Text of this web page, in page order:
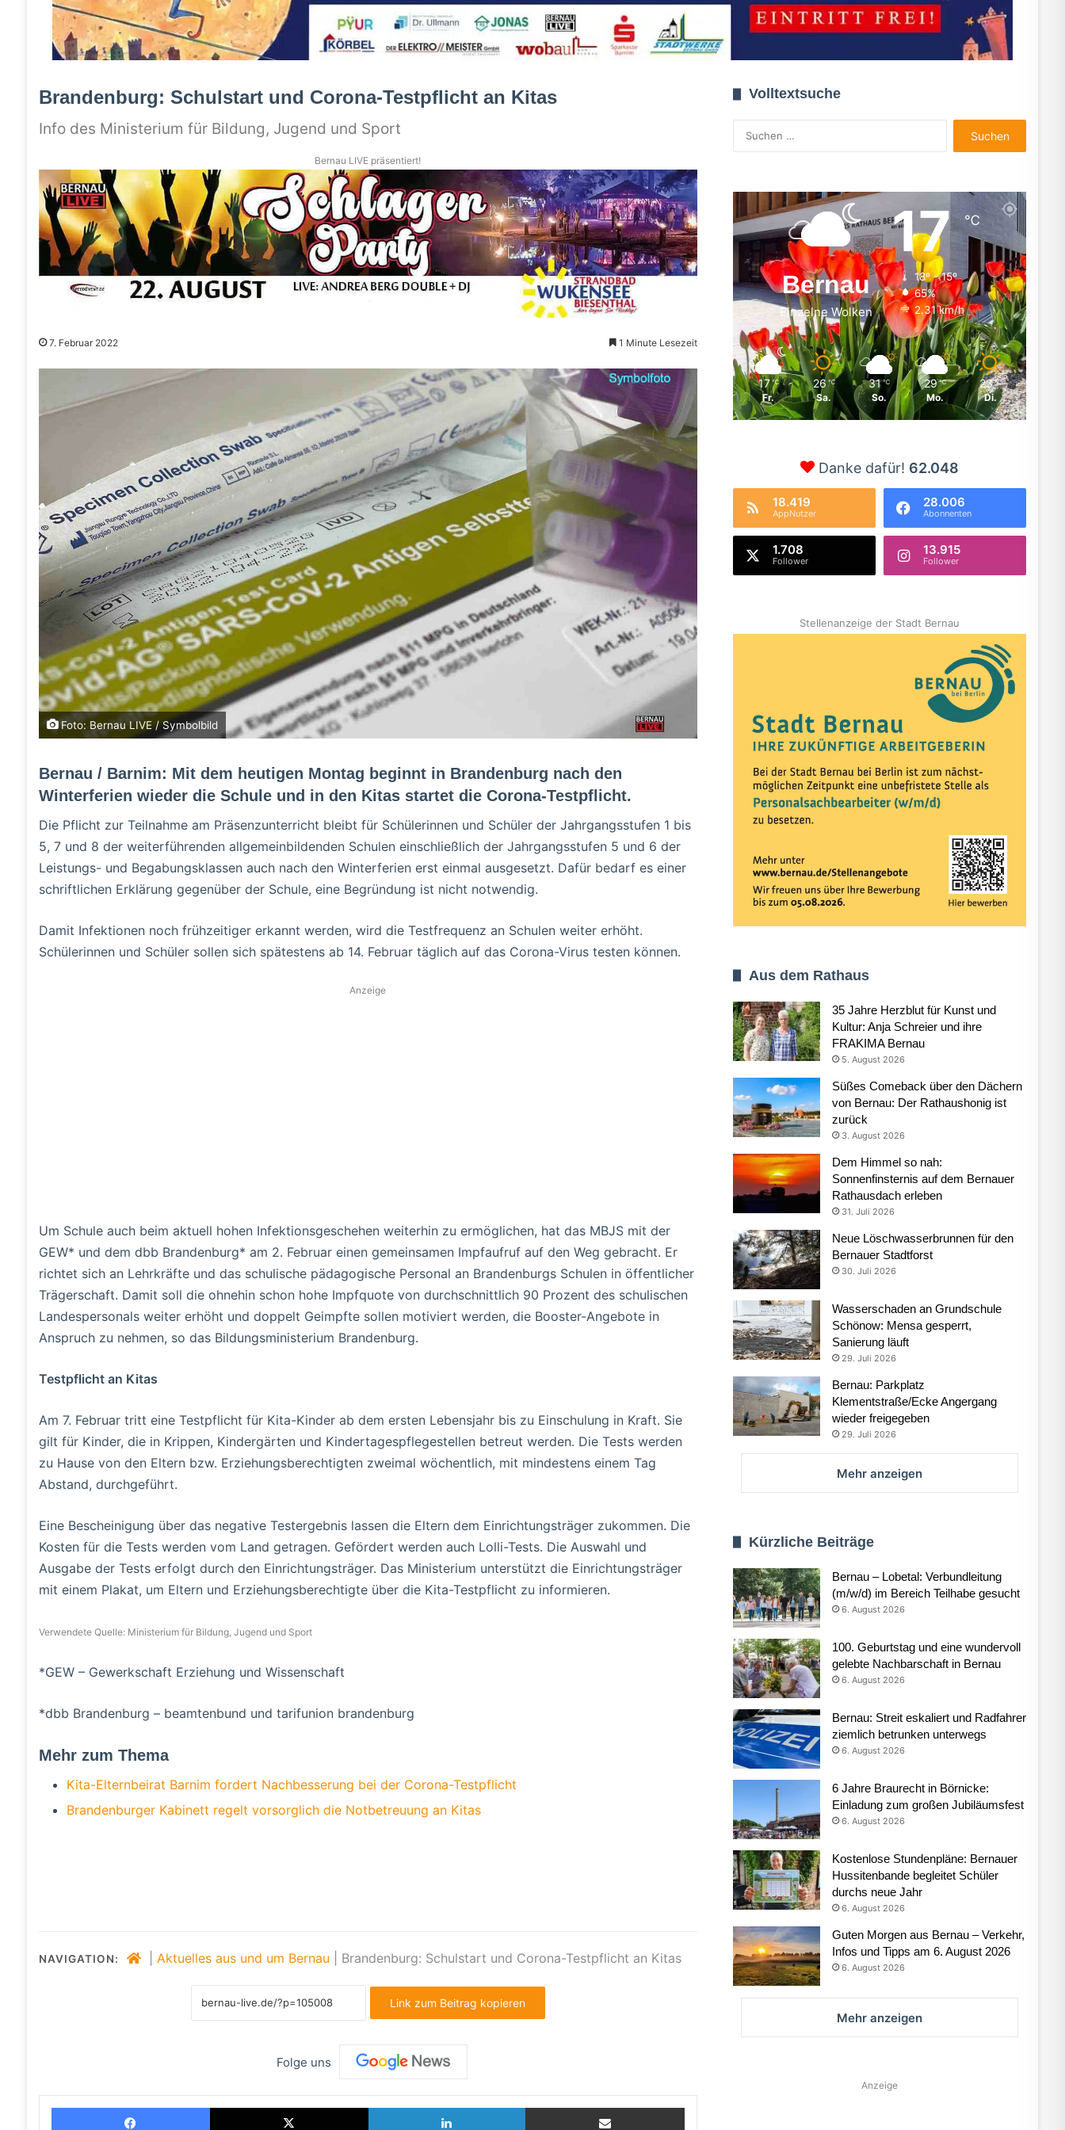
Brandenburg: Schulstart und Corona-Testpflicht an Kitas
Info des Ministerium für Bildung, Jugend und Sport
Bernau LIVE präsentiert!
7. Februar 2022 1 Minute Lesezeit
Foto: Bernau LIVE / Symbolbild
Bernau / Barnim: Mit dem heutigen Montag beginnt in Brandenburg nach den
Winterferien wieder die Schule und in den Kitas startet die Corona-Testpflicht.
Die Pflicht zur Teilnahme am Präsenzunterricht bleibt für Schülerinnen und Schüler der Jahrgangsstufen 1 bis
5, 7 und 8 der weiterführenden allgemeinbildenden Schulen einschließlich der Jahrgangsstufen 5 und 6 der
Leistungs- und Begabungsklassen auch nach den Winterferien erst einmal ausgesetzt. Dafür bedarf es einer
schriftlichen Erklärung gegenüber der Schule, eine Begründung ist nicht notwendig.
Damit Infektionen noch frühzeitiger erkannt werden, wird die Testfrequenz an Schulen weiter erhöht.
Schülerinnen und Schüler sollen sich spätestens ab 14. Februar täglich auf das Corona-Virus testen können.
Anzeige
Um Schule auch beim aktuell hohen Infektionsgeschehen weiterhin zu ermöglichen, hat das MBJS mit der
GEW* und dem dbb Brandenburg* am 2. Februar einen gemeinsamen Impfaufruf auf den Weg gebracht. Er
richtet sich an Lehrkräfte und das schulische pädagogische Personal an Brandenburgs Schulen in öffentlicher
Trägerschaft. Damit soll die ohnehin schon hohe Impfquote von durchschnittlich 90 Prozent des schulischen
Landespersonals weiter erhöht und doppelt Geimpfte sollen motiviert werden, die Booster-Angebote in
Anspruch zu nehmen, so das Bildungsministerium Brandenburg.
Testpflicht an Kitas
Am 7. Februar tritt eine Testpflicht für Kita-Kinder ab dem ersten Lebensjahr bis zu Einschulung in Kraft. Sie
gilt für Kinder, die in Krippen, Kindergärten und Kindertagespflegestellen betreut werden. Die Tests werden
zu Hause von den Eltern bzw. Erziehungsberechtigten zweimal wöchentlich, mit mindestens einem Tag
Abstand, durchgeführt.
Eine Bescheinigung über das negative Testergebnis lassen die Eltern dem Einrichtungsträger zukommen. Die
Kosten für die Tests werden vom Land getragen. Gefördert werden auch Lolli-Tests. Die Auswahl und
Ausgabe der Tests erfolgt durch den Einrichtungsträger. Das Ministerium unterstützt die Einrichtungsträger
mit einem Plakat, um Eltern und Erziehungsberechtigte über die Kita-Testpflicht zu informieren.
Verwendete Quelle: Ministerium für Bildung, Jugend und Sport
*GEW – Gewerkschaft Erziehung und Wissenschaft
*dbb Brandenburg – beamtenbund und tarifunion brandenburg
Mehr zum Thema
Kita-Elternbeirat Barnim fordert Nachbesserung bei der Corona-Testpflicht
Brandenburger Kabinett regelt vorsorglich die Notbetreuung an Kitas
NAVIGATION: Aktuelles aus und um Bernau Brandenburg: Schulstart und Corona-Testpflicht an Kitas
Link zum Beitrag kopieren
Folge uns
Facebook X LinkedIn Teilen via E-Mail
Volltextsuche
nach:
Bernau
Einzelne Wolken
17℃
18º - 15º
65%
2.31 km/h
17 ℃
Fr.
26 ℃
Sa.
31 ℃
So.
29 ℃
Mo.
23 ℃
Di.
Danke dafür! 62.048
18.419
AppNutzer
28.006
Abonnenten
1.708
Follower
13.915
Follower
Stellenanzeige der Stadt Bernau
Aus dem Rathaus
35 Jahre Herzblut für Kunst und
Kultur: Anja Schreier und ihre
FRAKIMA Bernau
5. August 2026
Süßes Comeback über den Dächern
von Bernau: Der Rathaushonig ist
zurück
3. August 2026
Dem Himmel so nah:
Sonnenfinsternis auf dem Bernauer
Rathausdach erleben
31. Juli 2026
Neue Löschwasserbrunnen für den
Bernauer Stadtforst
30. Juli 2026
Wasserschaden an Grundschule
Schönow: Mensa gesperrt,
Sanierung läuft
29. Juli 2026
Bernau: Parkplatz
Klementstraße/Ecke Angergang
wieder freigegeben
29. Juli 2026
Mehr anzeigen
Kürzliche Beiträge
Bernau – Lobetal: Verbundleitung
(m/w/d) im Bereich Teilhabe gesucht
6. August 2026
100. Geburtstag und eine wundervoll
gelebte Nachbarschaft in Bernau
6. August 2026
Bernau: Streit eskaliert und Radfahrer
ziemlich betrunken unterwegs
6. August 2026
6 Jahre Braurecht in Börnicke:
Einladung zum großen Jubiläumsfest
6. August 2026
Kostenlose Stundenpläne: Bernauer
Hussitenbande begleitet Schüler
durchs neue Jahr
6. August 2026
Guten Morgen aus Bernau – Verkehr,
Infos und Tipps am 6. August 2026
6. August 2026
Mehr anzeigen
Anzeige